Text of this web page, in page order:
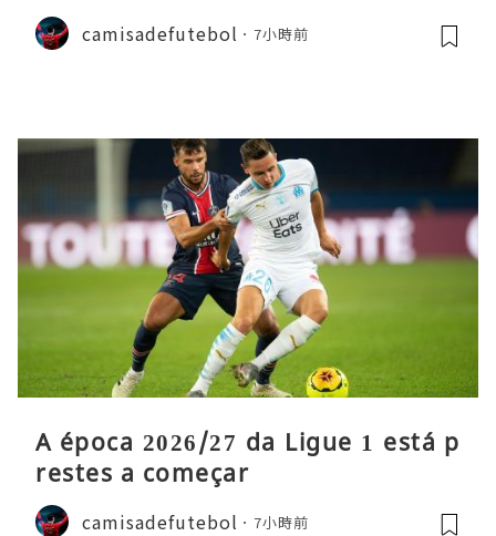
ecutivo da Liga
camisadefutebol 7小時前
A época 2026/27 da Ligue 1 está p
restes a começar
camisadefutebol 7小時前